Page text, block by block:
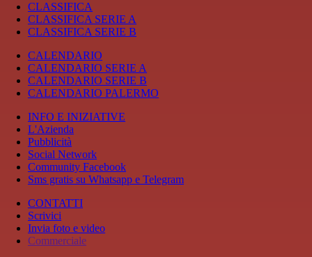
CLASSIFICA
CLASSIFICA SERIE A
CLASSIFICA SERIE B
CALENDARIO
CALENDARIO SERIE A
CALENDARIO SERIE B
CALENDARIO PALERMO
INFO E INIZIATIVE
L'Azienda
Pubblicità
Social Network
Community Facebook
Sms gratis su Whatsapp e Telegram
CONTATTI
Scrivici
Invia foto e video
Commerciale